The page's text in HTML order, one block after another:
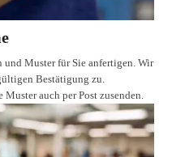
Muster für Sie anfertigen. Wir
Bestätigung zu.
auch per Post zusenden.